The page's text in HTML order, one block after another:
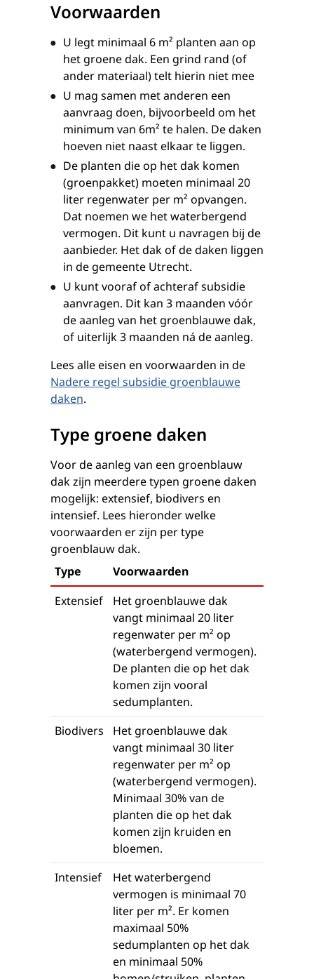
Voorwaarden
U legt minimaal 6 m² planten aan op
het groene dak. Een grind rand (of
ander materiaal) telt hierin niet mee
U mag samen met anderen een
aanvraag doen, bijvoorbeeld om het
minimum van 6m² te halen. De daken
hoeven niet naast elkaar te liggen.
De planten die op het dak komen
(groenpakket) moeten minimaal 20
liter regenwater per m² opvangen.
Dat noemen we het waterbergend
vermogen. Dit kunt u navragen bij de
aanbieder. Het dak of de daken liggen
in de gemeente Utrecht.
U kunt vooraf of achteraf subsidie
aanvragen. Dit kan 3 maanden vóór
de aanleg van het groenblauwe dak,
of uiterlijk 3 maanden ná de aanleg.
Lees alle eisen en voorwaarden in de
Nadere regel subsidie groenblauwe
daken.
Type groene daken
Voor de aanleg van een groenblauw
dak zijn meerdere typen groene daken
mogelijk: extensief, biodivers en
intensief. Lees hieronder welke
voorwaarden er zijn per type
groenblauw dak.
Type
Voorwaarden
Extensief
Het groenblauwe dak
vangt minimaal 20 liter
regenwater per m² op
(waterbergend vermogen).
De planten die op het dak
komen zijn vooral
sedumplanten.
Biodivers
Het groenblauwe dak
vangt minimaal 30 liter
regenwater per m² op
(waterbergend vermogen).
Minimaal 30% van de
planten die op het dak
komen zijn kruiden en
bloemen.
Intensief
Het waterbergend
vermogen is minimaal 70
liter per m². Er komen
maximaal 50%
sedumplanten op het dak
en minimaal 50%